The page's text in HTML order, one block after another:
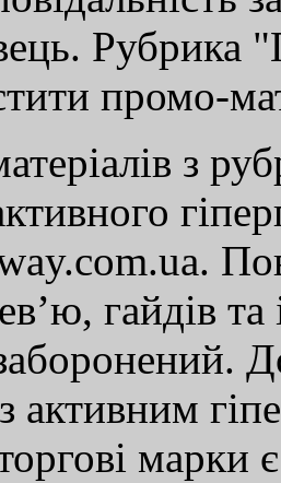
Рубрика
промо-
з
гайдів
активним
марки